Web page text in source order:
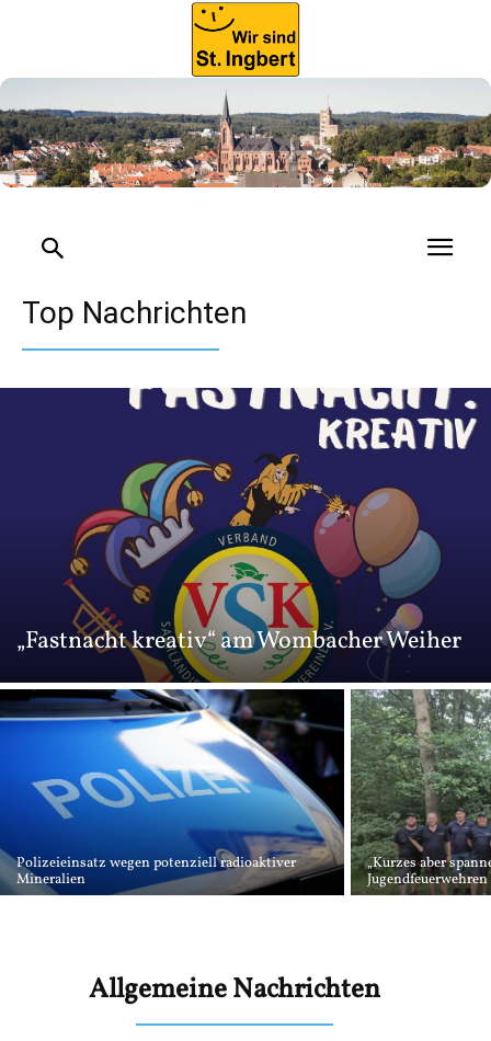
Top Nachrichten
„Fastnacht kreativ“ am Wombacher Weiher
Polizeieinsatz wegen potenziell radioaktiver
Mineralien
„Kurzes aber
Allgemeine Nachrichten